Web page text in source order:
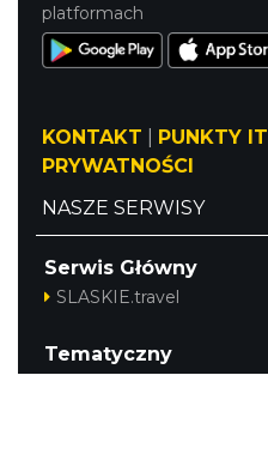
platformach
KONTAKT PUNKTY IT
PRYWATNOŚCI
NASZE SERWISY
Serwis Główny
SLASKIE.travel
Tematyczny